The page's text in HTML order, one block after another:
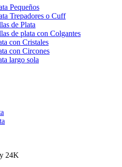
Pequeños
Trepadores o Cuff
de Plata
de plata con Colgantes
con Cristales
con Circones
largo sola
24K